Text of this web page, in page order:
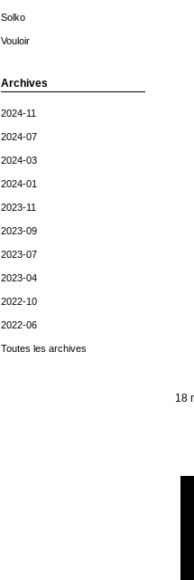
Solko
Vouloir
Archives
2024-11
2024-07
2024-03
2024-01
2023-11
2023-09
2023-07
2023-04
2022-10
2022-06
Toutes les archives
18